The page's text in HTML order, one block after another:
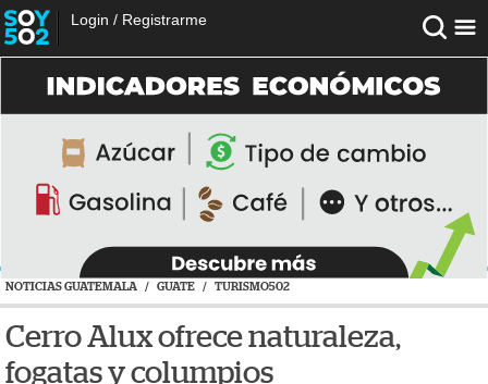
Login / Registrarme
NOTICIAS GUATEMALA / GUATE / TURISMO502
Cerro Alux ofrece naturaleza,
fogatas y columpios